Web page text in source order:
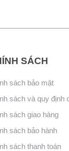
SÁCH
sách bảo mật
sách và quy định
sách giao hàng
sách bảo hành
sách thanh toán